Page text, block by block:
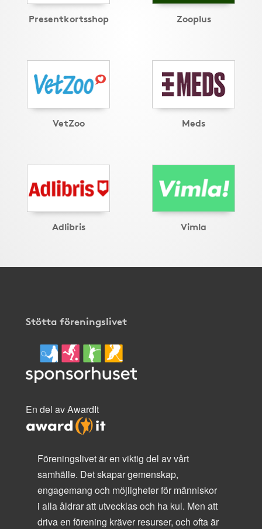
Presentkortsshop Zooplus
VetZoo Meds
Adlibris Vimla
Stötta föreningslivet
En del av AwardIt
Föreningslivet är en viktig del av vårt
samhälle. Det skapar gemenskap,
engagemang och möjligheter för människor
i alla åldrar att utvecklas och ha kul. Men att
driva en förening kräver resurser, och ofta är